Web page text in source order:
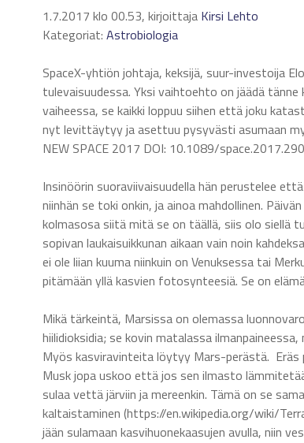
1.7.2017 klo 00.53, kirjoittaja Kirsi Lehto
Kategoriat: Astrobiologia
SpaceX-yhtiön johtaja, keksijä, suur-investoija
tulevaisuudessa. Yksi vaihtoehto on jäädä
vaiheessa, se kaikki loppuu siihen että joku
nyt levittäytyy ja asettuu pysyvästi asumaan
NEW SPACE 2017 DOI: 10.1089/
Insinöörin suoraviivaisuudella hän perustelee
niinhän se toki onkin, ja ainoa mahdollinen.
kolmasosa siitä mitä se on täällä, siis olo siellä
sopivan laukaisuikkunan aikaan vain noin
ei ole liian kuuma niinkuin on Venuksessa tai
pitämään yllä kasvien fotosynteesiä. Se on
Mikä tärkeintä, Marsissa on olemassa
hiilidioksidia; se kovin matalassa
Myös kasviravinteita löytyy Mars-perästä. Eräs
Musk jopa uskoo että jos sen ilmasto
sulaa vettä järviin ja mereenkin. Tämä on se
kaltaistaminen (https://en.wikipedia.org/wiki/
jään sulamaan kasvihuonekaasujen avulla, niin